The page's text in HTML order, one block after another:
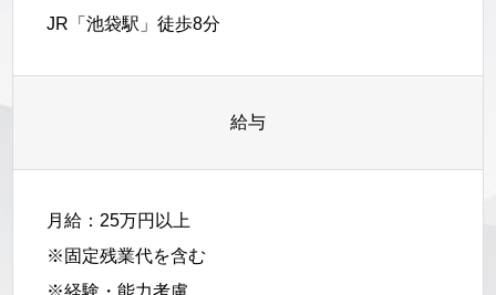
JR「池袋駅」徒歩8分
給与
月給：25万円以上
※固定残業代を含む